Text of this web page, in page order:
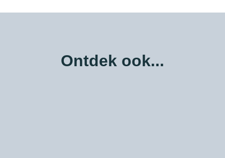
Ontdek ook...